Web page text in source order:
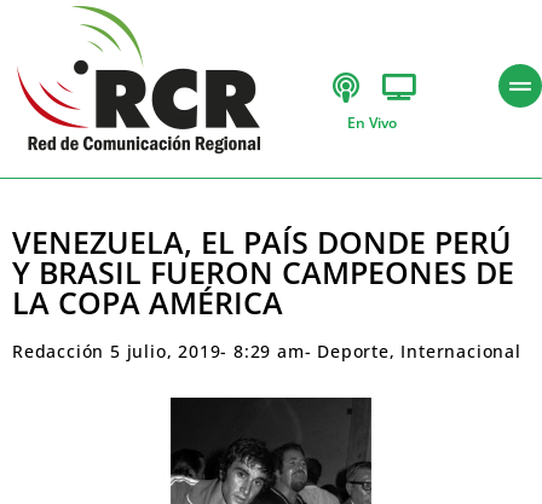
En Vivo
VENEZUELA, EL PAÍS DONDE PERÚ
Y BRASIL FUERON CAMPEONES DE
LA COPA AMÉRICA
Redacción 5 julio, 2019- 8:29 am- Deporte, Internacional